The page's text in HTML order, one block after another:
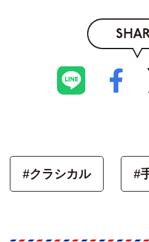
#クラシカル #